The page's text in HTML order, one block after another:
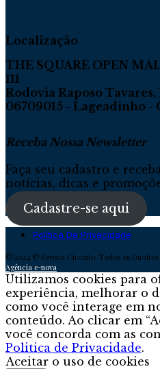
Localização
THE SQUARE OPEN
111
Rodovia Raposo Tavares,
06709015 - Lageadinho -
Receba Nossa Newsletter
Faça seu cadastro e
notícias, dicas e
Cadastre-se aqui
Política De Privacidade
© 2024 © Revista Circuito. Todos os Direitos
Agência e-nova
Utilizamos cookies para
experiência, melhorar o
como você interage em
conteúdo. Ao clicar em
você concorda com as
Politica de Privacidade.
Aceitar o uso de cookies